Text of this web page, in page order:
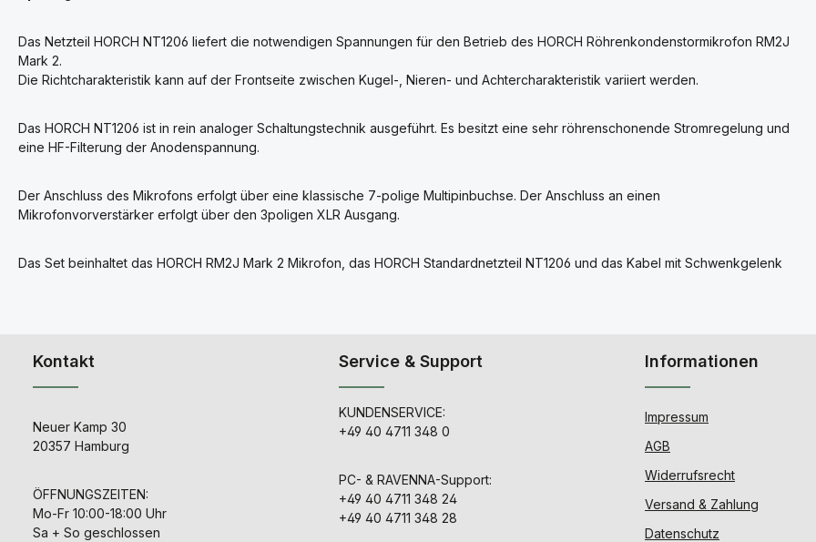
Das Netzteil HORCH NT1206 liefert die notwendigen Spannungen für den Betrieb des HORCH Röhrenkondenstormikrofon RM2J
Mark 2.
Die Richtcharakteristik kann auf der Frontseite zwischen Kugel-, Nieren- und Achtercharakteristik variiert werden.
Das HORCH NT1206 ist in rein analoger Schaltungstechnik ausgeführt. Es besitzt eine sehr röhrenschonende Stromregelung und
eine HF-Filterung der Anodenspannung.
Der Anschluss des Mikrofons erfolgt über eine klassische 7-polige Multipinbuchse. Der Anschluss an einen
Mikrofonvorverstärker erfolgt über den 3poligen XLR Ausgang.
Das Set beinhaltet das HORCH RM2J Mark 2 Mikrofon, das HORCH Standardnetzteil NT1206 und das Kabel mit Schwenkgelenk
Kontakt
Neuer Kamp 30
20357 Hamburg
ÖFFNUNGSZEITEN:
Mo-Fr 10:00-18:00 Uhr
Sa + So geschlossen
Service & Support
KUNDENSERVICE:
+49 40 4711 348 0
PC- & RAVENNA-Support:
+49 40 4711 348 24
+49 40 4711 348 28
Informationen
Impressum
AGB
Widerrufsrecht
Versand & Zahlung
Datenschutz